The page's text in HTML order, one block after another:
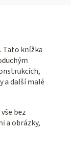
Tato knížka
a další malé
bez
a obrázky,